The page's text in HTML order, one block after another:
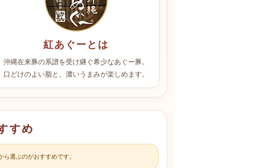
紅あぐーとは
沖縄在来豚の系譜を受け継ぐ希少なあぐー豚。
口どけのよい脂と、濃いうまみが楽しめます。
すめ
選ぶのがおすすめです。